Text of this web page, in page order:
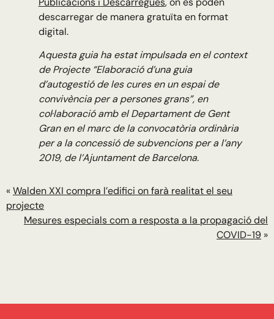
descarregar de manera gratuïta en format
digital.
Aquesta guia ha estat impulsada en el context
de Projecte “Elaboració d’una guia
d’autogestió de les cures en un espai de
convivència per a persones grans”, en
col·laboració amb el Departament de Gent
Gran en el marc de la convocatòria ordinària
per a la concessió de subvencions per a l’any
2019, de l’Ajuntament de Barcelona.
«Walden XXI compra l’edifici on farà realitat el seu
projecte
Mesures especials com a resposta a la propagació del
COVID-19 »